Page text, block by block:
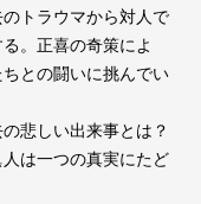
トラウマから対人で
。正喜の奇策によ
との闘いに挑んでい
悲しい出来事とは？
は一つの真実にたど